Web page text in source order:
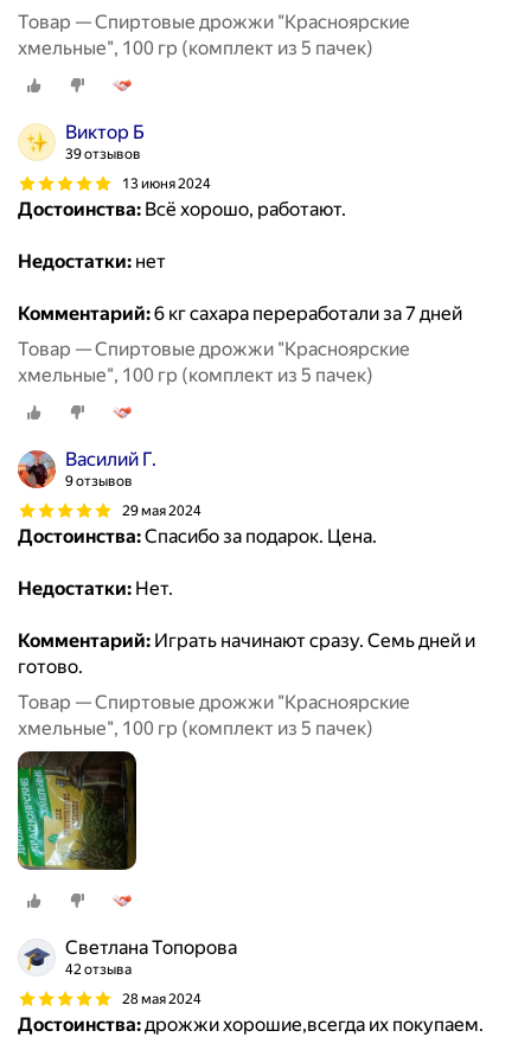
Товар — Спиртовые дрожжи "Красноярские
хмельные", 100 гр (комплект из 5 пачек)
Виктор Б
39 отзывов
13 июня 2024
Достоинства: Всё хорошо, работают.
Недостатки: нет
Комментарий:6 кг сахара переработали за 7 дней
Товар — Спиртовые дрожжи "Красноярские
хмельные", 100 гр (комплект из 5 пачек)
Василий Г.
9 отзывов
29 мая 2024
Достоинства:Спасибо за подарок. Цена.
Недостатки: Нет.
Комментарий: Играть начинают сразу. Семь дней и
готово.
Товар — Спиртовые дрожжи "Красноярские
хмельные", 100 гр (комплект из 5 пачек)
Светлана Топорова
42 отзыва
28 мая 2024
Достоинства:дрожжи хорошие,всегда их покупаем.